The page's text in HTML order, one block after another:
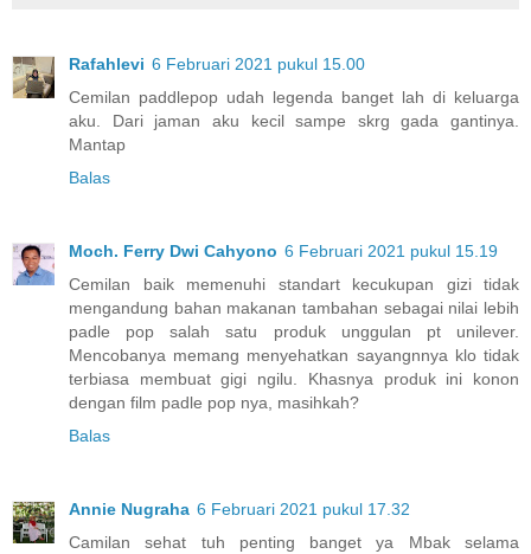
Rafahlevi 6 Februari 2021 pukul 15.00
Cemilan paddlepop udah legenda banget lah di keluarga
aku. Dari jaman aku kecil sampe skrg gada gantinya.
Mantap
Balas
Moch. Ferry Dwi Cahyono 6 Februari 2021 pukul 15.19
Cemilan baik memenuhi standart kecukupan gizi tidak
mengandung bahan makanan tambahan sebagai nilai lebih
padle pop salah satu produk unggulan pt unilever.
Mencobanya memang menyehatkan sayangnnya klo tidak
terbiasa membuat gigi ngilu. Khasnya produk ini konon
dengan film padle pop nya, masihkah?
Balas
Annie Nugraha 6 Februari 2021 pukul 17.32
Camilan sehat tuh penting banget ya Mbak selama